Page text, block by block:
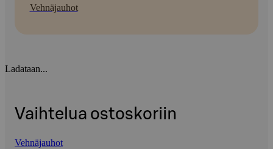
Vehnäjauhot
Ladataan...
Vaihtelua ostoskoriin
Vehnäjauhot